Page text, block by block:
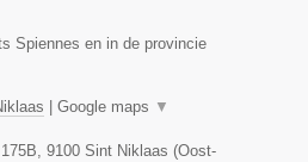
Spiennes en in de provincie
| Google maps ▼
9100 Sint Niklaas (Oost-